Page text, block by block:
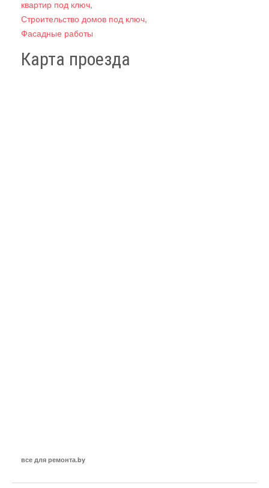
квартир под ключ,
Строительство домов под ключ,
Фасадные работы
Карта проезда
все для ремонта.by